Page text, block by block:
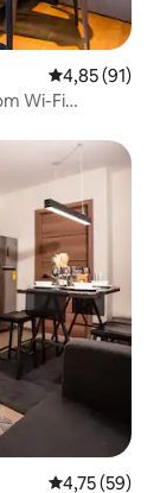
Classificação
4,85 (91)
Wi-Fi
Classificação
4,75 (59)